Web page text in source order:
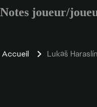
Notes joueur/
Accueil Lukáš Haraslín